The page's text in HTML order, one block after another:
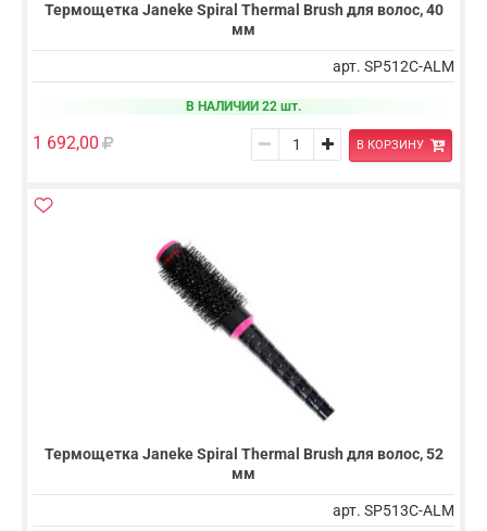
Термощетка Janeke Spiral Thermal Brush для волос, 40
мм
арт. SP512C-ALM
В НАЛИЧИИ 22 шт.
1 692,00 В КОРЗИНУ
Термощетка Janeke Spiral Thermal Brush для волос, 52
мм
арт. SP513C-ALM